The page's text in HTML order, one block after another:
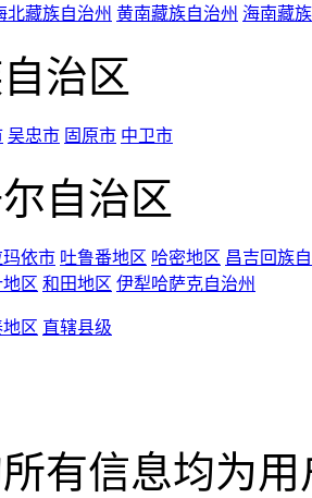
北藏族自治州 黄南藏族自治州 海南藏
治区
吴忠市 固原市 中卫市
自治区
玛依市 吐鲁番地区 哈密地区 昌吉回族
地区 和田地区 伊犁哈萨克自治州
地区 直辖县级
有信息均为